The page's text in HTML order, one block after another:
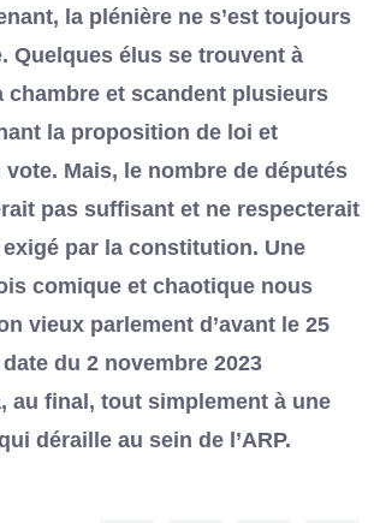
la plénière ne s’est toujours
Quelques élus se trouvent à
chambre et scandent plusieurs
la proposition de loi et
Mais, le nombre de députés
pas suffisant et ne respecterait
par la constitution. Une
comique et chaotique nous
vieux parlement d’avant le 25
du 2 novembre 2023
au final, tout simplement à une
déraille au sein de l’ARP.